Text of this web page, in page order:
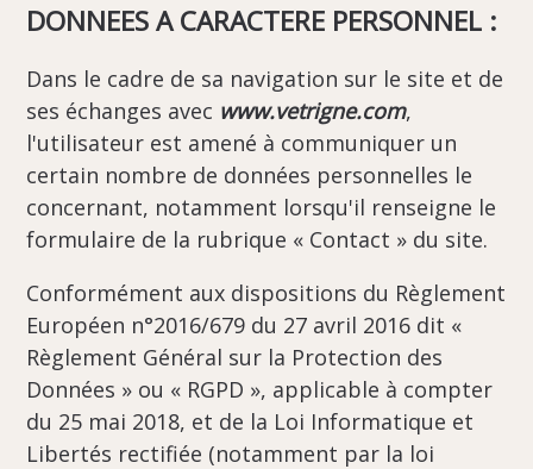
DONNEES A CARACTERE PERSONNEL :
Dans le cadre de sa navigation sur le site et de
ses échanges avec www.vetrigne.com,
l'utilisateur est amené à communiquer un
certain nombre de données personnelles le
concernant, notamment lorsqu'il renseigne le
formulaire de la rubrique « Contact » du site.
Conformément aux dispositions du Règlement
Européen n°2016/679 du 27 avril 2016 dit «
Règlement Général sur la Protection des
Données » ou « RGPD », applicable à compter
du 25 mai 2018, et de la Loi Informatique et
Libertés rectifiée (notamment par la loi